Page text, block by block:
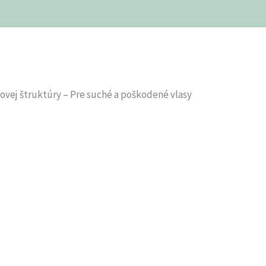
štruktúry – Pre suché a poškodené vlasy